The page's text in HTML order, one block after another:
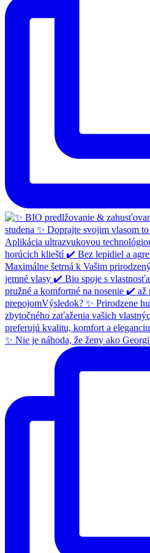
✨ Nie je náhoda, že ženy ako